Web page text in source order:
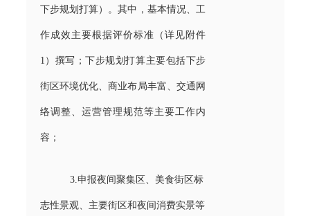
下步规划打算）。其中，基本情况、工
作成效主要根据评价标准（详见附件
1）撰写；下步规划打算主要包括下步
街区环境优化、商业布局丰富、交通网
络调整、运营管理规范等主要工作内
容；
3.申报夜间聚集区、美食街区标
志性景观、主要街区和夜间消费实景等